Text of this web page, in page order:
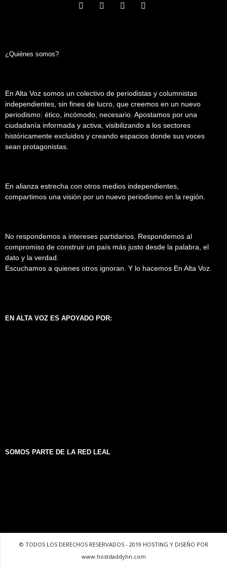
¿Quiénes somos?
En Alta Voz somos un colectivo de periodistas y columnistas
independientes, sin fines de lucro, que creemos en un nuevo
periodismo: ético, incómodo, necesario. Apostamos por una
ciudadanía informada y activa, visibilizando a los sectores
históricamente excluidos y creando espacios donde sus voces
sean protagonistas.
En alianza estrecha con otros medios independientes,
compartimos una visión por un nuevo periodismo en la región.
No respondemos a intereses partidarios. Respondemos al
compromiso de construir un país más justo desde la palabra, el
dato y la verdad.
Escuchamos a quienes otros ignoran. Y lo hacemos En Alta Voz.
EN ALTA VOZ ES APOYADO POR:
SOMOS PARTE DE LA RED LEAL
© TODOS LOS DERECHOS RESERVADOS - 2019 HOSTING Y DISEÑO POR
www.hostdaddyhn.com